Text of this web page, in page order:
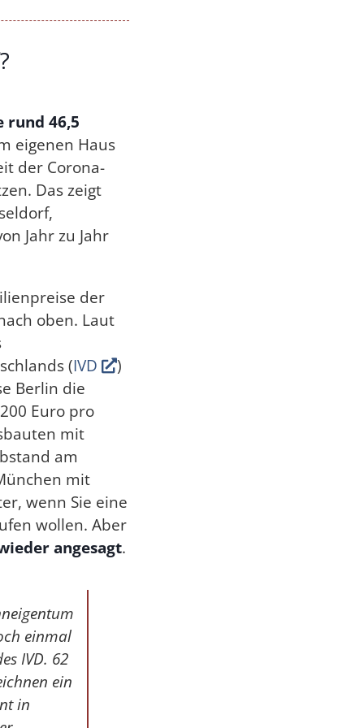
rund 46,5
eigenen Haus
der Corona-
Das zeigt
Jahr zu Jahr
der
oben. Laut
(IVD
)
Berlin die
Euro pro
mit
am
mit
wenn Sie eine
wollen. Aber
angesagt.
einmal
IVD. 62
ein
in